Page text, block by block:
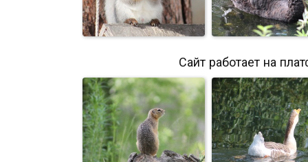
Из жизни
Лебединое
Сайт работает на